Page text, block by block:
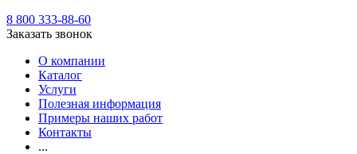
8 800 333-88-60
Заказать звонок
О компании
Каталог
Услуги
Полезная информация
Примеры наших работ
Контакты
...